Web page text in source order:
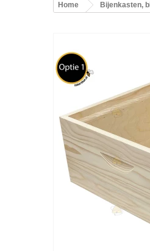
Home Bijenkasten,